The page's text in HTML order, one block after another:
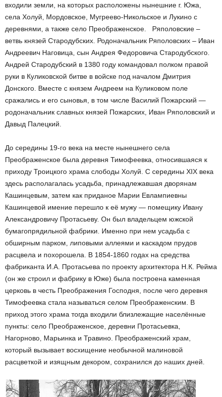
входили земли, на которых расположены нынешние г. Южа,
села Холуй, Мордовское, Мугреево-Никольское и Лукино с
деревнями, а также село Преображенское. Ряполовские –
ветвь князей Стародубских. Родоначальник Ряполовских – Иван
Андреевич Наговица, сын Андрея Федоровича Стародубского.
Андрей Стародубский в 1380 году командовал полком правой
руки в Куликовской битве в войске под началом Дмитрия
Донского. Вместе с князем Андреем на Куликовом поле
сражались и его сыновья, в том числе Василий Пожарский —
родоначальник славных князей Пожарских, Иван Ряполовский и
Давыд Палецкий.
До середины 19-го века на месте нынешнего села
Преображенское была деревня Тимофеевка, относившаяся к
приходу Троицкого храма слободы Холуй. С середины XIX века
здесь располагалась усадьба, принадлежавшая дворянам
Кашинцевым, затем как приданое Марии Евлампиевны
Кашинцевой имение перешло к её мужу — помещику Ивану
Александровичу Протасьеву. Он был владельцем южской
бумагопрядильной фабрики. Именно при нем усадьба с
обширным парком, липовыми аллеями и каскадом прудов
расцвела и похорошела. В 1854-1860 годах на средства
фабриканта И.А. Протасьева по проекту архитектора Н.К. Рейма
(он же строил и фабрику в Юже) была построена каменная
церковь в честь Преображения Господня, после чего деревня
Тимофеевка стала называться селом Преображенским. В
приход этого храма тогда входили близлежащие населённые
пункты: село Преображенское, деревни Протасьевка,
Нагорново, Марьинка и Травино. Преображенский храм,
который вызывает восхищение необычной малиновой
расцветкой и изящным декором, сохранился до наших дней.